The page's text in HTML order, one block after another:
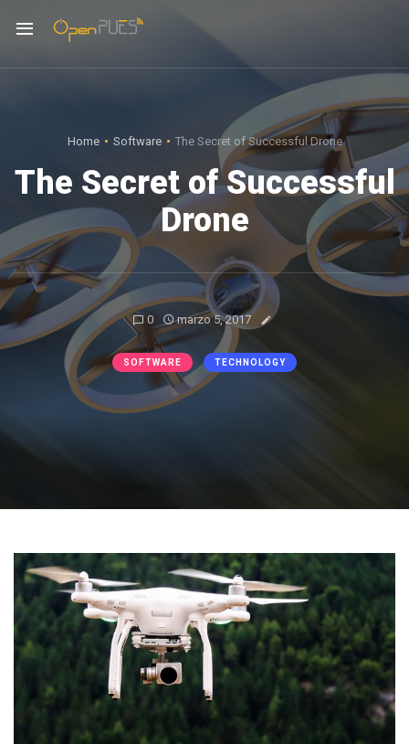
Home Software The Secret of Successful Drone
The Secret of Successful
Drone
0 marzo 5, 2017
SOFTWARE TECHNOLOGY